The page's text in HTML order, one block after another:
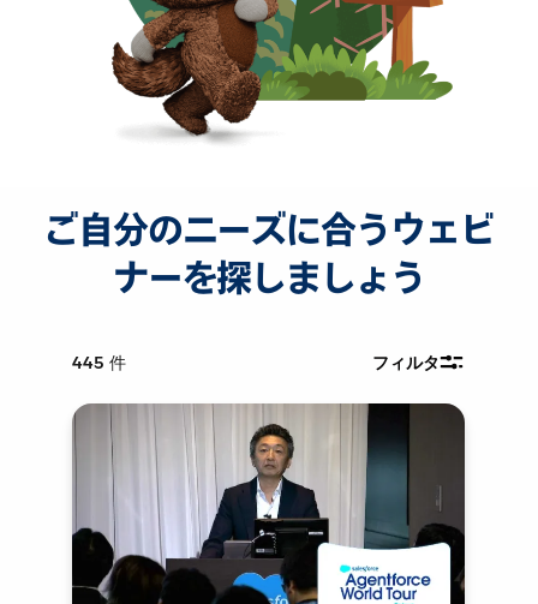
ご自分のニーズに合うウェビ
ナーを探しましょう
445 件 フィルタ